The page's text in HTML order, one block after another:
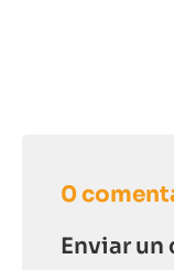
0
Enviar